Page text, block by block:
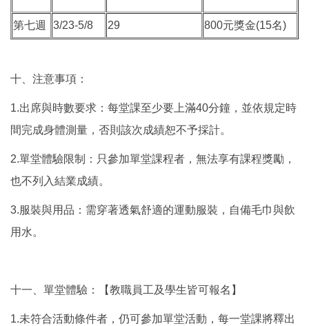
第七週 3/23-5/8 29 800元獎金(15名)
十、注意事項：
1.出席與時數要求：每堂課至少要上滿40分鐘，並依規定時
間完成身體測量，否則該次成績恕不予採計。
2.單堂體驗限制：只參加單堂課程者，無法享有課程獎勵，
也不列入結業成績。
3.服裝與用品：需穿著透氣舒適的運動服裝，自備毛巾與飲
用水。
十一、單堂體驗：【教職員工及學生皆可報名】
1.未符合活動條件者，仍可參加單堂活動，每一堂課將釋出